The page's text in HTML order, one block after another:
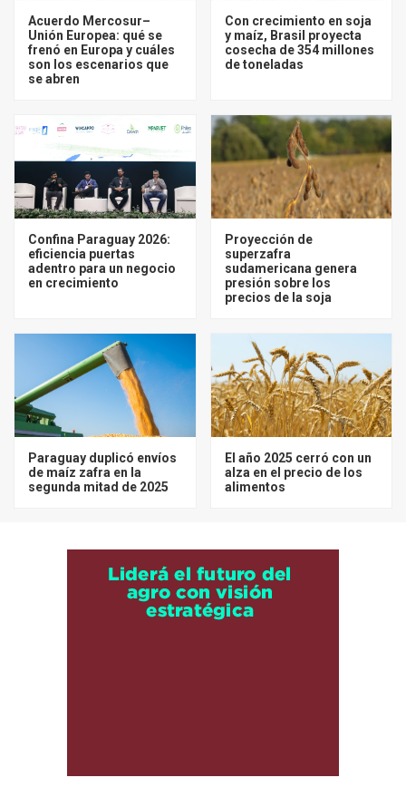
Acuerdo Mercosur–
Unión Europea: qué se
frenó en Europa y cuáles
son los escenarios que
se abren
Con crecimiento en soja
y maíz, Brasil proyecta
cosecha de 354 millones
de toneladas
Confina Paraguay 2026:
eficiencia puertas
adentro para un negocio
en crecimiento
Proyección de
superzafra
sudamericana genera
presión sobre los
precios de la soja
Paraguay duplicó envíos
de maíz zafra en la
segunda mitad de 2025
El año 2025 cerró con un
alza en el precio de los
alimentos